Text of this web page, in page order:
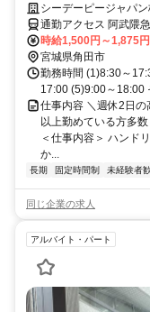
る方多数！全員が未経験
シーデーピージャパ
通勤アクセス 阿武隈
時給1,500円～1,875円
宮城県角田市
勤務時間 (1)8:30～
17:00 (5)9:00～18:00
仕事内容 ＼週休2日
以上勤めている方多
＜仕事内容＞ ハンド
か...
長期 固定時間制 未経験者
同じ企業の求人
アルバイト・パート